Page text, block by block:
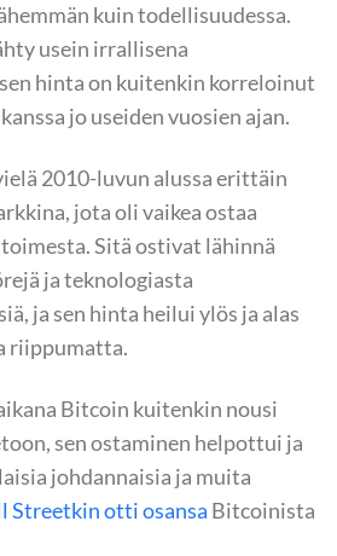
kuin todellisuudessa.
usein irrallisena
hinta on kuitenkin korreloinut
jo useiden vuosien ajan.
2010-luvun alussa erittäin
jota oli vaikea ostaa
Sitä ostivat lähinnä
ja teknologiasta
ja sen hinta heilui ylös ja alas
riippumatta.
Bitcoin kuitenkin nousi
sen ostaminen helpottui ja
johdannaisia ja muita
Streetkin otti osansa Bitcoinista